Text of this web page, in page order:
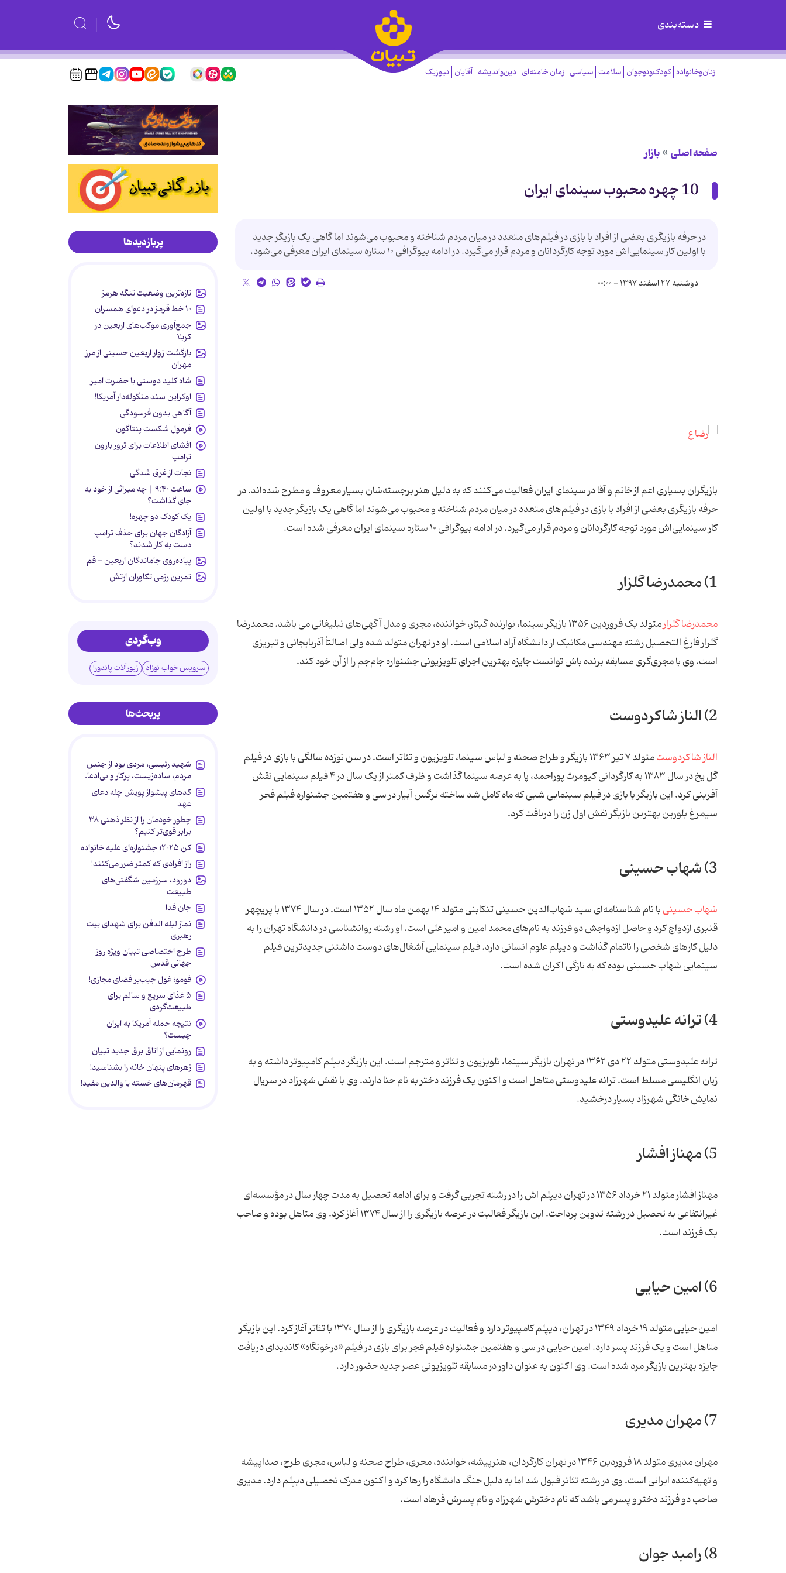
دسته‌بندی
زنان‌وخانواده کودک‌ونوجوان سلامت سیاسی زمان خامنه‌ای دین‌واندیشه آقایان نیوزیک
صفحه اصلی بازار
10 چهره محبوب سینمای ایران
در حرفه بازیگری بعضی از افراد با بازی در فیلم‌های متعدد در میان مردم شناخته و محبوب می‌شوند اما گاهی یک بازیگر جدید
با اولین کار سینمایی‌اش مورد توجه کارگردانان و مردم قرار می‌گیرد. در ادامه بیوگرافی ۱۰ ستاره سینمای ایران معرفی می‌شود.
دوشنبه ۲۷ اسفند ۱۳۹۷ - ۰۰:۰۰
بازیگران بسیاری اعم از خانم و آقا در سینمای ایران فعالیت می‌‌کنند که به دلیل هنر برجسته‌شان بسیار معروف و مطرح شده‌اند. در
حرفه بازیگری بعضی از افراد با بازی در فیلم‌های متعدد در میان مردم شناخته و محبوب می‌شوند اما گاهی یک بازیگر جدید با اولین
کار سینمایی‌اش مورد توجه کارگردانان و مردم قرار می‌گیرد. در ادامه بیوگرافی ۱۰ ستاره سینمای ایران معرفی شده است.
1) محمدرضا گلزار
محمدرضا گلزار
متولد یک فروردین ۱۳۵۶ بازیگر سینما، نوازنده گیتار، خواننده، مجری و مدل آگهی‌های تبلیغاتی می باشد. محمدرضا
گلزار فارغ التحصیل رشته مهندسی مکانیک از دانشگاه آزاد اسلامی است. او در تهران متولد شده ولی اصالتاً آذربایجانی و تبریزی
است. وی با مجری‌گری مسابقه برنده باش توانست جایزه بهترین اجرای تلویزیونی جشنواره جام‌جم را از آن خود کند.
2) الناز شاکردوست
الناز شاکردوست
متولد ۷ تیر ۱۳۶۳ بازیگر و طراح صحنه و لباس سینما، تلویزیون و تئاتر است. در سن نوزده سالگی با بازی در فیلم
گل یخ در سال ۱۳۸۳ به کارگردانی کیومرث پوراحمد، پا به عرصه سینما گذاشت و ظرف کمتر از یک سال در ۴ فیلم سینمایی نقش
آفرینی کرد. این بازیگر با بازی در فیلم سینمایی شبی که ماه کامل شد ساخته نرگس آبیار در سی و هفتمین جشنواره فیلم فجر
سیمرغ بلورین بهترین بازیگر نقش اول زن را دریافت کرد.
3) شهاب حسینی
شهاب حسینی
با نام شناسنامه‌ای سید شهاب‌الدین حسینی تنکابنی متولد ۱۴ بهمن ماه سال ۱۳۵۲ است. در سال ۱۳۷۴ با پریچهر
قنبری ازدواج کرد و حاصل ازدواجش دو فرزند به نام‌های محمد امین و امیر علی است. او رشته روانشناسی در دانشگاه تهران را به
دلیل کارهای شخصی را ناتمام گذاشت و دیپلم علوم انسانی دارد. فیلم سینمایی آشغال‌های دوست داشتنی جدید‌ترین فیلم
سینمایی شهاب حسینی بوده که به تازگی اکران شده است.
4) ترانه علیدوستی
ترانه علیدوستی متولد ۲۲ دی ۱۳۶۲ در تهران بازیگر سینما، تلویزیون و تئاتر و مترجم است. این بازیگر دیپلم کامپیوتر داشته و به
زبان انگلیسی مسلط است. ترانه علیدوستی متاهل است و اکنون یک فرزند دختر به نام حنا دارند. وی با نقش شهرزاد در سریال
نمایش خانگی شهرزاد بسیار درخشید.
5) مهناز افشار
مهناز افشار متولد ۲۱ خرداد ۱۳۵۶ در تهران دیپلم اش را در رشته تجربی گرفت و برای ادامه تحصیل به مدت چهار سال در مؤسسه‌ای
غیرانتفاعی به تحصیل در رشته تدوین پرداخت. این بازیگر فعالیت در عرصه بازیگری را از سال ۱۳۷۴ آغاز کرد. وی متاهل بوده و صاحب
یک فرزند است.
6) امین حیایی
امین حیایی متولد ۱۹ خرداد ۱۳۴۹ در تهران، دیپلم کامپیوتر دارد و فعالیت در عرصه بازیگری را از سال ۱۳۷۰ با تئاتر آغاز کرد. این بازیگر
متاهل است و یک فرزند پسر دارد. امین حیایی در سی و هفتمین جشنواره فیلم فجر برای بازی در فیلم «درخونگاه» کاندیدای دریافت
جایزه بهترین بازیگر مرد شده است. وی اکنون به عنوان داور در مسابقه تلویزیونی عصر جدید حضور دارد.
7) مهران مدیری
مهران مدیری متولد ۱۸ فروردین ۱۳۴۶ در تهران کارگردان، هنرپیشه، خواننده، مجری، طراح صحنه و لباس، مجری طرح، صداپیشه
و تهیه‌کننده ایرانی است. وی در رشته تئاتر قبول شد اما به دلیل جنگ دانشگاه را رها کرد و اکنون مدرک تحصیلی دیپلم دارد. مدیری
صاحب دو فرزند دختر و پسر می باشد که نام دخترش شهرزاد و نام پسرش فرهاد است.
8) رامبد جوان
پربازدیدها
تازه‌ترین وضعیت تنگه هرمز
۱۰ خط قرمز در دعوای همسران
جمع‌آوری موکب‌های اربعین در
کربلا
بازگشت زوار اربعین حسینی از مرز
مهران
شاه کلید دوستی با حضرت امیر
اوکراین سند منگوله‌دار آمریکا!
آگاهی بدون فرسودگی
فرمول شکست پنتاگون
افشای اطلاعات برای ترور بارون
ترامپ
نجات از غرق شدگی
ساعت ۹:۴۰ | چه میراثی از خود به
جای گذاشت؟
یک کودک دو چهره!
آزادگان جهان برای حذف ترامپ
دست به کار شدند؟
پیاده‌روی جاماندگان اربعین - قم
تمرین رزمی تکاوران ارتش
وب‌گردی
سرویس خواب نوزاد زیورآلات پاندورا
پربحث‌ها
شهید رئیسی، مردی بود از جنس
مردم، ساده‌زیست، پرکار و بی‌ادعا.
کدهای پیشواز پویش چله دعای
عهد
چطور خودمان را از نظر ذهنی ۳۸
برابر قوی‌تر کنیم؟
کن ۲۰۲۵؛ جشنواره‌ای علیه خانواده
راز افرادی که کمتر ضرر می‌کنند!
دورود، سرزمین شگفتی‌های
طبیعت
جان فدا
نماز لیله الدفن برای شهدای بیت
رهبری
طرح اختصاصی تبیان ویژه روز
جهانی قدس
فومو؛ غول جیب‌بر فضای مجازی!
۵ غذای سریع و سالم برای
طبیعت‌گردی
نتیجه حمله آمریکا به ایران
چیست؟
رونمایی از اتاق برق جدید تبیان
زهرهای پنهان خانه را بشناسید!
قهرمان‌های خسته یا والدین مفید!